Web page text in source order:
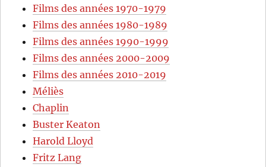
Films des années 1970-1979
Films des années 1980-1989
Films des années 1990-1999
Films des années 2000-2009
Films des années 2010-2019
Méliès
Chaplin
Buster Keaton
Harold Lloyd
Fritz Lang